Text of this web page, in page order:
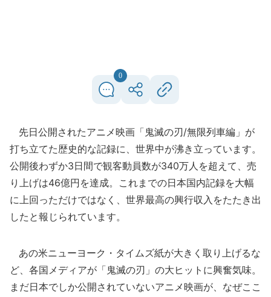
0
先日公開されたアニメ映画「鬼滅の刃/無限列車編」が
打ち立てた歴史的な記録に、世界中が沸き立っています。
公開後わずか3日間で観客動員数が340万人を超えて、売
り上げは46億円を達成。これまでの日本国内記録を大幅
に上回っただけではなく、世界最高の興行収入をたたき出
したと報じられています。
あの米ニューヨーク・タイムズ紙が大きく取り上げるな
ど、各国メディアが「鬼滅の刃」の大ヒットに興奮気味。
まだ日本でしか公開されていないアニメ映画が、なぜここ